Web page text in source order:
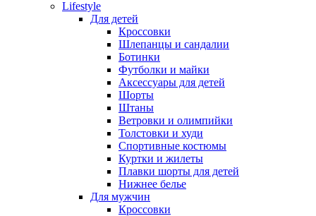
Lifestyle
Для детей
Кроссовки
Шлепанцы и сандалии
Ботинки
Футболки и майки
Аксессуары для детей
Шорты
Штаны
Ветровки и олимпийки
Толстовки и худи
Спортивные костюмы
Куртки и жилеты
Плавки шорты для детей
Нижнее белье
Для мужчин
Кроссовки